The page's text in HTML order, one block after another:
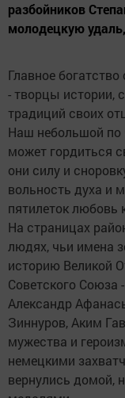
разбойников
молодецкую
Главное
- творцы истории,
традиций своих
Наш небольшой по
может гордиться
они силу и
вольность духа и
пятилеток любовь
На страницах
людях, чьи имена
историю Великой
Советского Союза
Александр
Зиннуров, Аким
мужества и
немецкими
вернулись домой,